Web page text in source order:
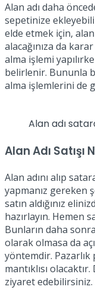
Alan adı daha
sepetinize
elde etmek için,
alacağınıza da
alma işlemi
belirlenir. Bununla
alma işlemlerini de
Alan adı
Alan Adı Satışı
Alan adını alıp
yapmanız gereken
satın aldığınız
hazırlayın. Hemen
Bunların daha
olarak olmasa da
yöntemdir. Pazarlık
mantıklısı
ziyaret